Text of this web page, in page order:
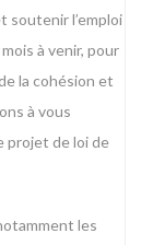
soutenir l’emploi
à venir, pour
la cohésion et
à vous
projet de loi de
les